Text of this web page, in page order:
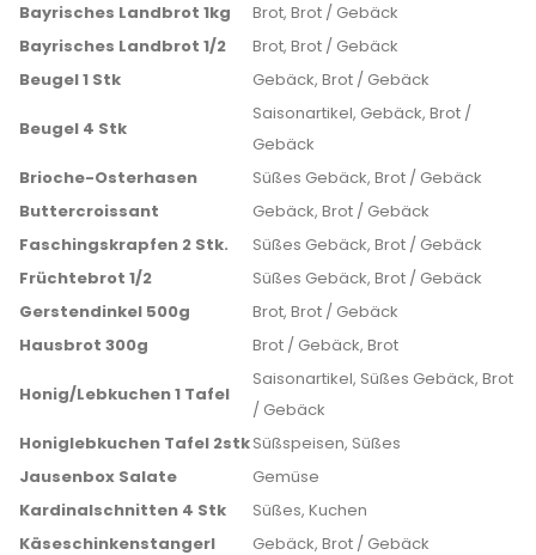
Bayrisches Landbrot 1kg
Brot, Brot / Gebäck
Bayrisches Landbrot 1/2
Brot, Brot / Gebäck
Beugel 1 Stk
Gebäck, Brot / Gebäck
Beugel 4 Stk
Saisonartikel, Gebäck, Brot /
Gebäck
Brioche-Osterhasen
Süßes Gebäck, Brot / Gebäck
Buttercroissant
Gebäck, Brot / Gebäck
Faschingskrapfen 2 Stk.
Süßes Gebäck, Brot / Gebäck
Früchtebrot 1/2
Süßes Gebäck, Brot / Gebäck
Gerstendinkel 500g
Brot, Brot / Gebäck
Hausbrot 300g
Brot / Gebäck, Brot
Honig/Lebkuchen 1 Tafel
Saisonartikel, Süßes Gebäck, Brot
/ Gebäck
Honiglebkuchen Tafel 2stkSüßspeisen, Süßes
Jausenbox Salate
Gemüse
Kardinalschnitten 4 Stk
Süßes, Kuchen
Käseschinkenstangerl
Gebäck, Brot / Gebäck